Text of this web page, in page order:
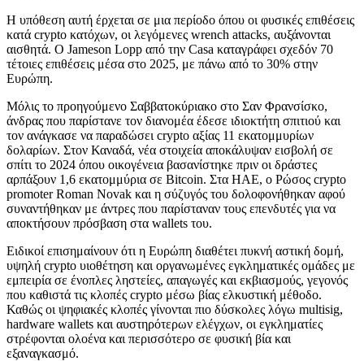
Η υπόθεση αυτή έρχεται σε μια περίοδο όπου οι φυσικές επιθέσεις
κατά crypto κατόχων, οι λεγόμενες wrench attacks, αυξάνονται
αισθητά. Ο Jameson Lopp από την Casa καταγράφει σχεδόν 70
τέτοιες επιθέσεις μέσα στο 2025, με πάνω από το 30% στην
Ευρώπη.
Μόλις το προηγούμενο Σαββατοκύριακο στο Σαν Φρανσίσκο,
άνδρας που παρίστανε τον διανομέα έδεσε ιδιοκτήτη σπιτιού και
τον ανάγκασε να παραδώσει crypto αξίας 11 εκατομμυρίων
δολαρίων. Στον Καναδά, νέα στοιχεία αποκάλυψαν εισβολή σε
σπίτι το 2024 όπου οικογένεια βασανίστηκε πριν οι δράστες
αρπάξουν 1,6 εκατομμύρια σε Bitcoin. Στα ΗΑΕ, ο Ρώσος crypto
promoter Roman Novak και η σύζυγός του δολοφονήθηκαν αφού
συναντήθηκαν με άντρες που παρίσταναν τους επενδυτές για να
αποκτήσουν πρόσβαση στα wallets του.
Ειδικοί επισημαίνουν ότι η Ευρώπη διαθέτει πυκνή αστική δομή,
υψηλή crypto υιοθέτηση και οργανωμένες εγκληματικές ομάδες με
εμπειρία σε ένοπλες ληστείες, απαγωγές και εκβιασμούς, γεγονός
που καθιστά τις κλοπές crypto μέσω βίας ελκυστική μέθοδο.
Καθώς οι ψηφιακές κλοπές γίνονται πιο δύσκολες λόγω multisig,
hardware wallets και αυστηρότερων ελέγχων, οι εγκληματίες
στρέφονται ολοένα και περισσότερο σε φυσική βία και
εξαναγκασμό.